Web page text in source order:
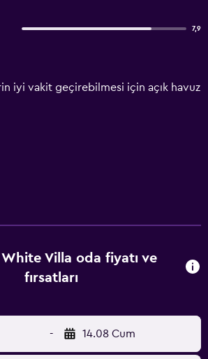
7,9
iyi vakit geçirebilmesi için açık havuz
White Villa oda fiyatı ve
fırsatları
- 14.08 Cum